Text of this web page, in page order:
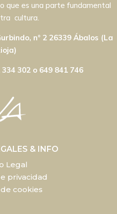
que es una parte fundamental
cultura.
nº 2 26339 Ábalos (La
334 302 o 649 841 746
& INFO
Legal
privacidad
cookies